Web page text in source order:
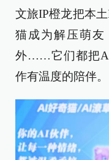
文旅IP橙龙把本
猫成为解压萌
外……它们都把
作有温度的陪伴。